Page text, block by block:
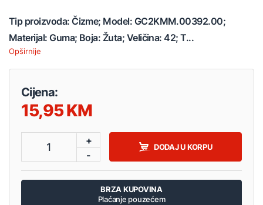
Tip proizvoda: Čizme; Model: GC2KMM.00392.00;
Materijal: Guma; Boja: Žuta; Veličina: 42; T...
Opširnije
Cijena:
15,95
1
+
-
DODAJ U KORPU
BRZA KUPOVINA
Plaćanje pouzećem